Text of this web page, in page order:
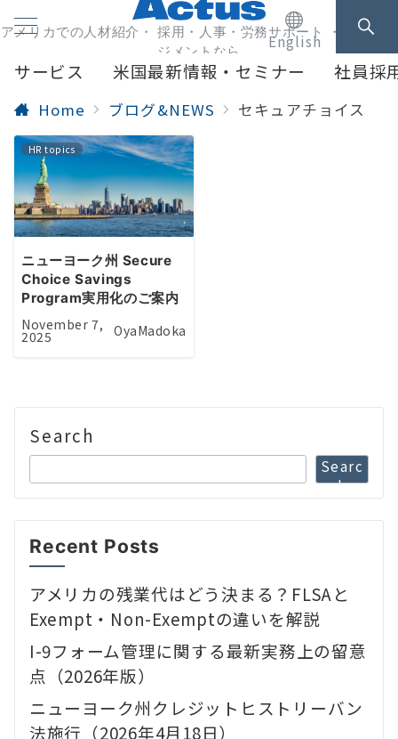
アメリカでの人材紹介・ 採用・人事・労務サポート ・人事マネ
ジメントなら
English
サービス 米国最新情報・セミナー 社員採
Home ブログ&NEWS セキュアチョイス
HR topics
ニューヨーク州 Secure
Choice Savings
Program実用化のご案内
November 7,
2025 OyaMadoka
Search
Searc
h
Recent Posts
アメリカの残業代はどう決まる？FLSAと
Exempt・Non-Exemptの違いを解説
I-9フォーム管理に関する最新実務上の留意
点（2026年版）
ニューヨーク州クレジットヒストリーバン
法施行（2026年4月18日）